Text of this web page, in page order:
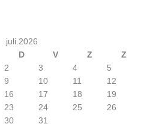
juli 2026
D V Z
Z
2 3 4
5
9 10 11
12
16 17 18
19
23 24 25
26
30 31